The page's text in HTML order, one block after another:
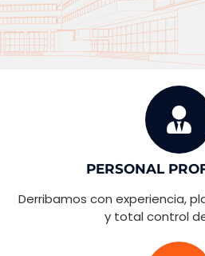
PERSONAL
Derribamos con experiencia,
y total control